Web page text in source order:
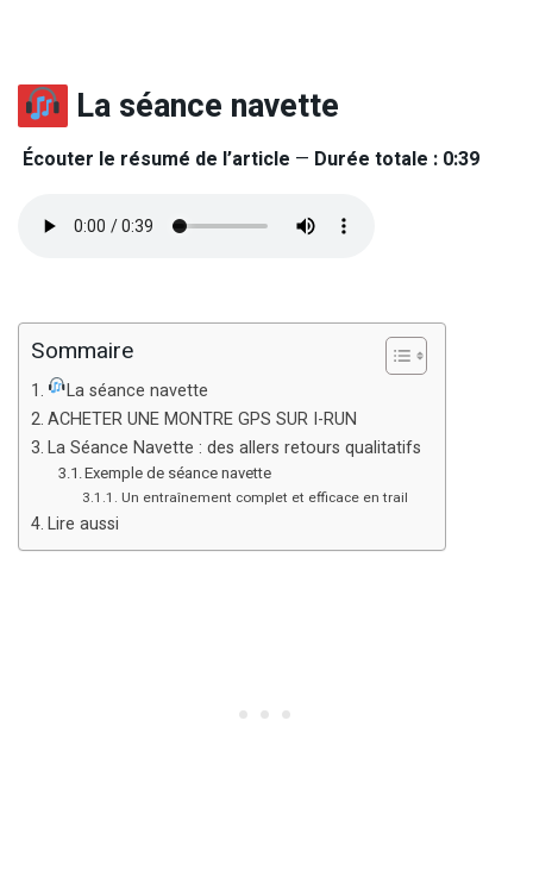
La séance navette
Écouter le résumé de l’article — Durée totale : 0:39
Sommaire
La séance navette
ACHETER UNE MONTRE GPS SUR I-RUN
La Séance Navette : des allers retours qualitatifs
Exemple de séance navette
Un entraînement complet et efficace en trail
Lire aussi